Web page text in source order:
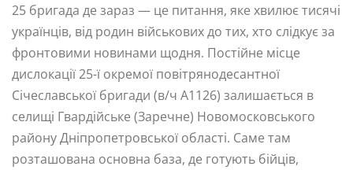
25 бригада де зараз — це питання, яке хвилює тисячі
українців, від родин військових до тих, хто слідкує за
фронтовими новинами щодня. Постійне місце
дислокації 25-ї окремої повітрянодесантної
Січеславської бригади (в/ч А1126) залишається в
селищі Гвардійське (Заречне) Новомосковського
району Дніпропетровської області. Саме там
розташована основна база, де готують бійців,